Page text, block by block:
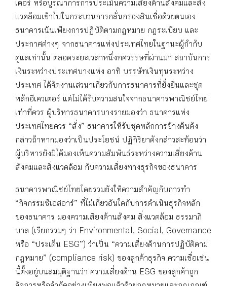
เตอร์ หรือบูรณาการการประเมินความเสี่ยงด้านสังคมและสิ่ง
แวดล้อมเข้าไปในกระบวนการกลั่นกรองสินเชื่อด้วยตนเอง
ธนาคารเน้นเพียงการปฏิบัติตามกฎหมาย กฎระเบียบ และ
ประกาศต่างๆ จากธนาคารแห่งประเทศไทยในฐานะผู้กำกับ
ดูแลเท่านั้น ตลอดระยะเวลาหนึ่งทศวรรษที่ผ่านมา สถาบันการ
เงินระหว่างประเทศบางแห่ง อาทิ บรรษัทเงินทุนระหว่าง
ประเทศ ได้จัดงานเสวนาเกี่ยวกับการธนาคารที่ยั่งยืนและชุด
หลักอีเควเตอร์ แต่ไม่ได้รับความสนใจจากธนาคารพาณิชย์ไทย
เท่าที่ควร ผู้บริหารธนาคารบางรายมองว่า ธนาคารแห่ง
ประเทศไทยควร “สั่ง” ธนาคารให้รับชุดหลักการข้างต้นดัง
กล่าวถ้าหากมองว่าเป็นประโยชน์ ปฏิกิริยาดังกล่าวสะท้อนว่า
ผู้บริหารยังมิได้มองเห็นความสัมพันธ์ระหว่างความเสี่ยงด้าน
สังคมและสิ่งแวดล้อม กับความเสี่ยงทางธุรกิจของธนาคาร
ธนาคารพาณิชย์ไทยโดยรวมยังให้ความสำคัญกับการทำ
“กิจกรรมซีเอสอาร์” ที่ไม่เกี่ยวอันใดกับการดำเนินธุรกิจหลัก
ของธนาคาร มองความเสี่ยงด้านสังคม สิ่งแวดล้อม ธรรมาภิ
บาล (เรียกรวมๆ ว่า Environmental, Social, Governance
หรือ “ประเด็น ESG”) ว่าเป็น “ความเสี่ยงด้านการปฏิบัติตาม
กฎหมาย” (compliance risk) ของลูกค้าธุรกิจ ความเชื่อเช่น
นี้ตั้งอยู่บนสมมุติฐานว่า ความเสี่ยงด้าน ESG ของลูกค้าถูก